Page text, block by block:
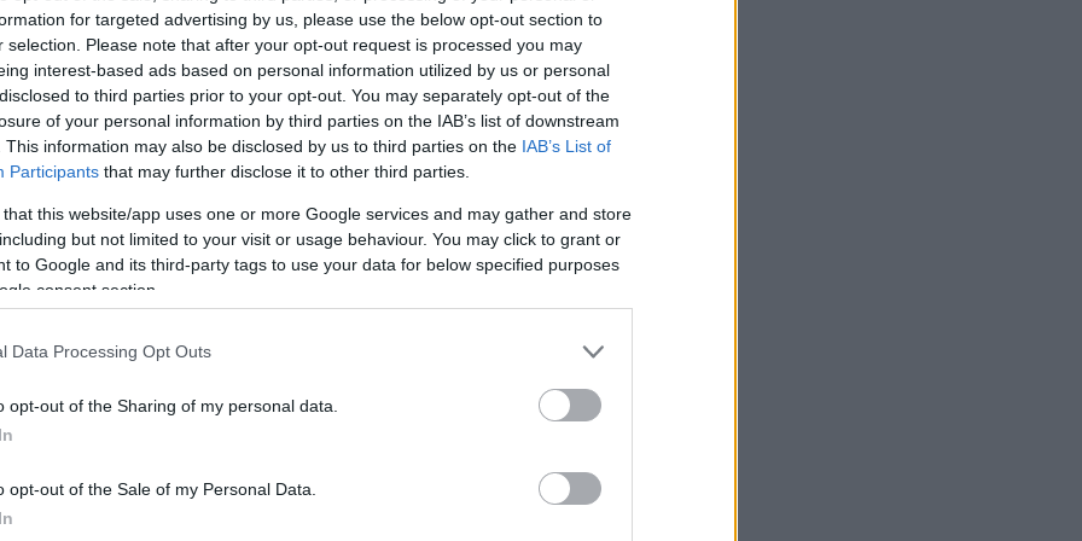
for targeted advertising by us, please use the below opt-out section to
selection. Please note that after your opt-out request is processed you may
interest-based ads based on personal information utilized by us or personal
to third parties prior to your opt-out. You may separately opt-out of the
of your personal information by third parties on the IAB’s list of downstream
This information may also be disclosed by us to third parties on the IAB’s List of
Participants that may further disclose it to other third parties.
that this website/app uses one or more Google services and may gather and store
but not limited to your visit or usage behaviour. You may click to grant or
to Google and its third-party tags to use your data for below specified purposes
consent section.
Data Processing Opt Outs
opt-out of the Sharing of my personal data.
opt-out of the Sale of my Personal Data.
«Πιο
να
που απαιτεί